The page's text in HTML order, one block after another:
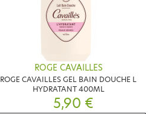
ROGE CAVAILLES
ROGE CAVAILLES GEL BAIN DOUCHE L
HYDRATANT 400ML
5,90 €